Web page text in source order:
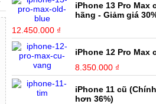
iPhone 13 Pro Max
hãng - Giảm giá
12.450.000 ₫
iPhone 12 Pro Max
8.350.000 ₫
iPhone 11 cũ
hơn 36%)